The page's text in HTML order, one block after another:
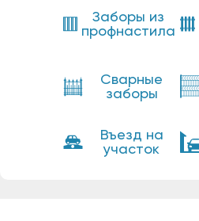
Заборы из
профнастила
Сварные
заборы
Въезд на
участок